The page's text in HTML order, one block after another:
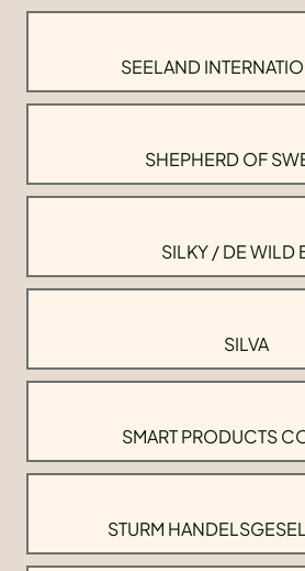
SEELAND
SHEPHERD OF
SILKY / DE WILD
SILVA
SMART PRODUCTS
STURM